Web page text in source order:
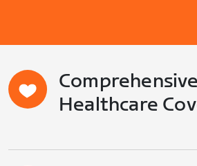
Comprehensive
Healthcare